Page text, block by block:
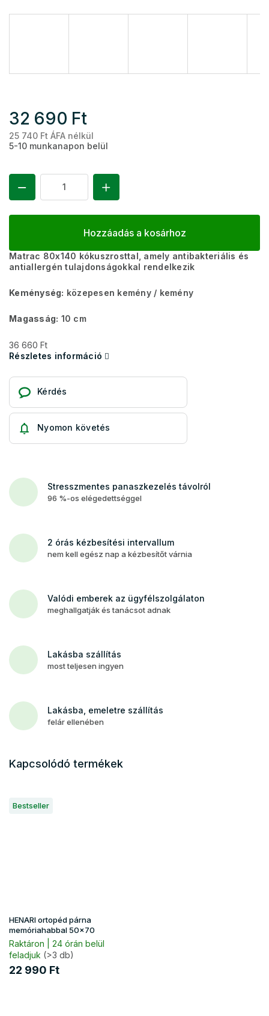
32 690 Ft
25 740 Ft ÁFA nélkül
5-10 munkanapon belül
Hozzáadás a kosárhoz
Matrac 80x140 kókuszrosttal, amely antibakteriális és
antiallergén tulajdonságokkal rendelkezik
Keménység: közepesen kemény / kemény
Magasság: 10 cm
36 660 Ft
Részletes információ
Kérdés
Nyomon követés
Stresszmentes panaszkezelés távolról
96 %-os elégedettséggel
2 órás kézbesítési intervallum
nem kell egész nap a kézbesítőt várnia
Valódi emberek az ügyfélszolgálaton
meghallgatják és tanácsot adnak
Lakásba szállítás
most teljesen ingyen
Lakásba, emeletre szállítás
felár ellenében
Kapcsolódó termékek
Bestseller
HENARI ortopéd párna
memóriahabbal 50x70
Raktáron | 24 órán belül
feladjuk (>3 db)
22 990 Ft